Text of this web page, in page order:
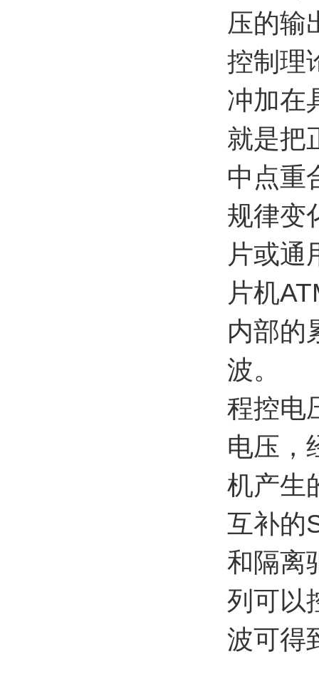
压的输
控制理
冲加在
就是把
中点重
规律变
片或通
片机
内部的
波。
程控电
电压，
机产生
互补的
和隔离
列可以
波可得